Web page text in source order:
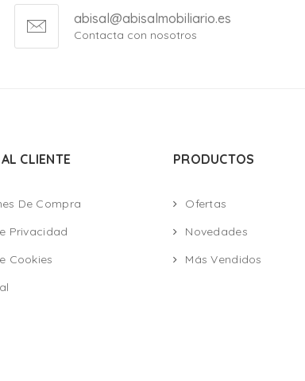
abisal@abisalmobiliario.es
Contacta con nosotros
CLIENTE
De Compra
Privacidad
Cookies
PRODUCTOS
Ofertas
Novedades
Más Vendidos